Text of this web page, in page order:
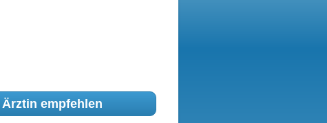
Ärztin empfehlen